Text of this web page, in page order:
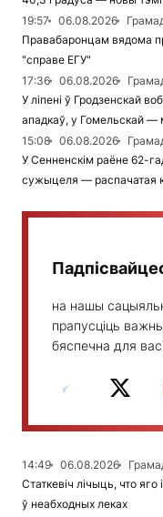
19:57
06.08.2026
Правабаронцам вядома
"справе ЕГУ"
17:36
06.08.2026
У ліпені ў Гродзенскай
ападкаў, у Гомельскай —
15:08
06.08.2026
У Сенненскім раёне 62-
сужыцеля — распачатая
на нашы
прапусціць
бяспечна для
14:49 06.08.2026
Статкевіч лічыць, что
ў неабходных леках